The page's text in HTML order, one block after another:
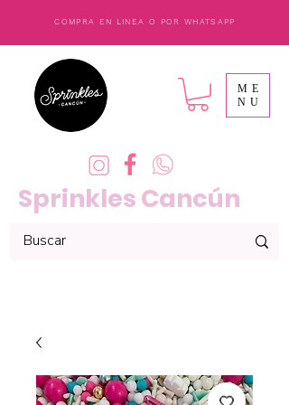
COMPRA EN LINEA O POR WHATSAPP
Sprinkles Cancún
ME
NU